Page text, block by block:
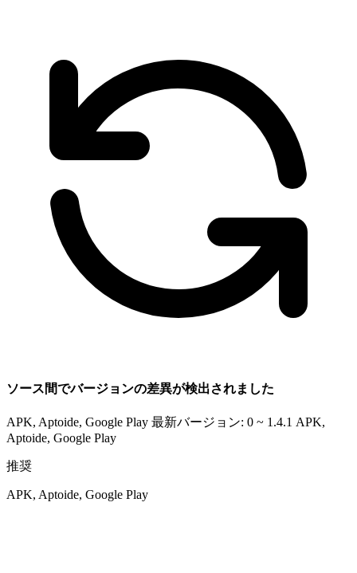
ソース間でバージョンの差異が検出されました
APK, Aptoide, Google Play 最新バージョン: 0 ~ 1.4.1 APK,
Aptoide, Google Play
推奨
APK, Aptoide, Google Play